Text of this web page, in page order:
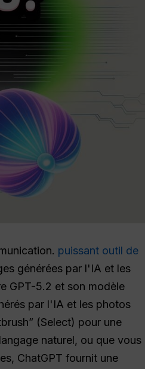
puissant outil de
générées par l'IA et les
GPT-5.2 et son modèle
par l'IA et les photos
(Select) pour une
naturel, ou que vous
ChatGPT fournit une